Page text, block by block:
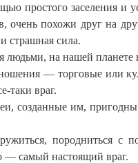
простого заселения и
очень похожи друг на
страшная сила.
людьми, на нашей планете
— торговые или
таки враг.
созданные им,
породниться с
— самый настоящий враг.